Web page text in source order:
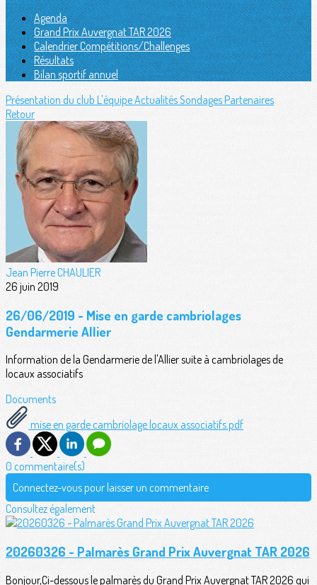
Agenda
Grand Prix Auvergnat TAR 2026
Calendrier Compétitions/Challenges
Résultats
Bilan sportif annuel
Présentation du club L'équipeActualitésSondagesPartenaires
Retour
Jean Pierre CHAULIER
26 juin 2019
26/06/2019 - Mise en garde cambriolages
Gendarmerie Allier
Information de la Gendarmerie de l'Allier suite à cambriolages de
locaux associatifs
Documents
mise en garde cambriolage locaux associatifs.pdf
0 commentaire(s)
Connectez-vous pour laisser un commentaire
Consultez également
20260326 - Palmarès Grand Prix Auvergnat TAR 2026
Bonjour,Ci-dessous le palmarès du Grand Prix Auvergnat TAR 2026 qui